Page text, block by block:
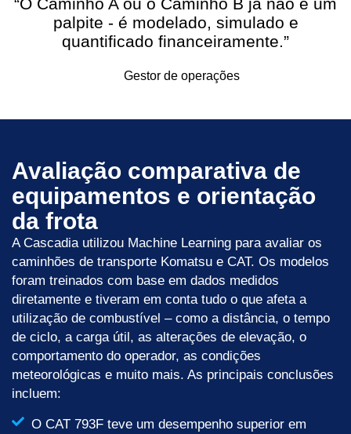
“O Caminho A ou o Caminho B já não é um
palpite - é modelado, simulado e
quantificado financeiramente.”
Gestor de operações
Avaliação comparativa de
equipamentos e orientação
da frota
A Cascadia utilizou Machine Learning para avaliar os
caminhões de transporte Komatsu e CAT. Os modelos
foram treinados com base em dados medidos
diretamente e tiveram em conta tudo o que afeta a
utilização de combustível – como a distância, o tempo
de ciclo, a carga útil, as alterações de elevação, o
comportamento do operador, as condições
meteorológicas e muito mais. As principais conclusões
incluem:
O CAT 793F teve um desempenho superior em